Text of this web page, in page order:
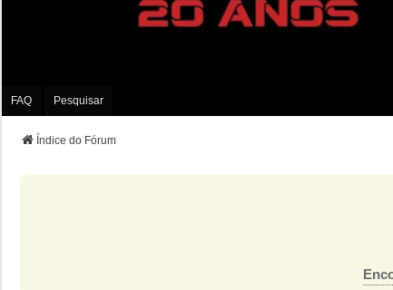
FAQ Pesquisar
Índice do Fórum